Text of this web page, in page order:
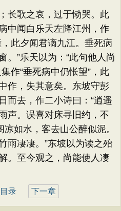
歌之哀，过于恸哭。此
中闻白乐天左降江州，作
此夕闻君谪九江。垂死病
。”乐天以为：“此句他人尚
作“垂死病中仍怅望”，此
作，失其意矣。东坡守彭
而去，作二小诗曰：“逍遥
声。误喜对床寻旧约，不
如水，客去山公醉似泥。
雨凄凄。”东坡以为读之殆
。至今观之，尚能使人凄
目录 下一章